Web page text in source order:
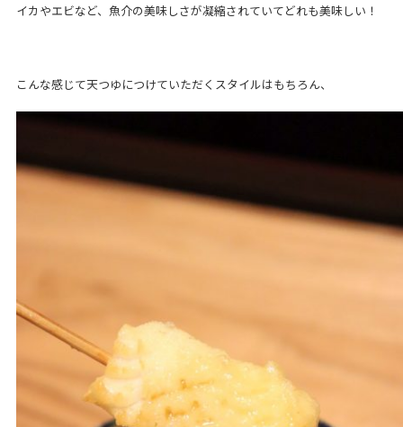
イカやエビなど、魚介の美味しさが凝縮されていてどれも美味しい！
こんな感じて天つゆにつけていただくスタイルはもちろん、